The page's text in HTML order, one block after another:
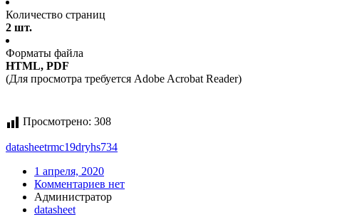
Количество страниц
2 шт.
Форматы файла
HTML, PDF
(Для просмотра требуется Adobe Acrobat Reader)
Просмотрено: 308
datasheetrmc19dryhs734
1 апреля, 2020
Комментариев нет
Администратор
datasheet